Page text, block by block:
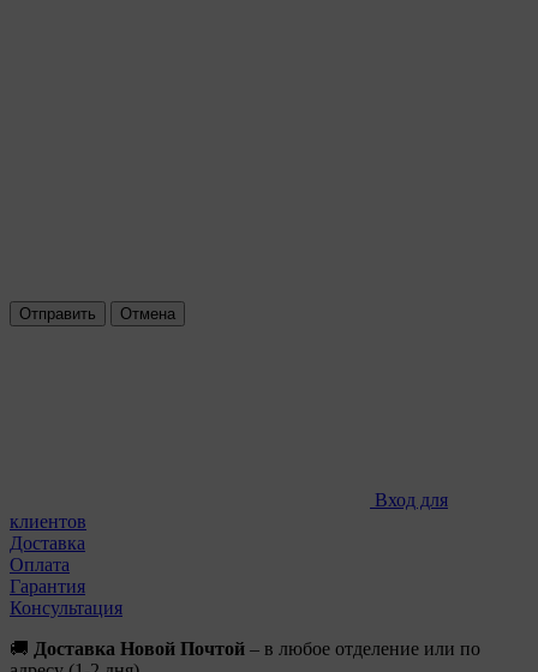
Отправить Отмена
Вход для
клиентов
Доставка
Оплата
Гарантия
Консультация
🚚 Доставка Новой Почтой – в любое отделение или по